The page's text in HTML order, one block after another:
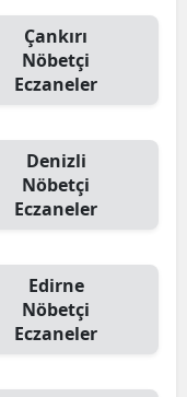
Çankırı
Nöbetçi
Eczaneler
Denizli
Nöbetçi
Eczaneler
Edirne
Nöbetçi
Eczaneler